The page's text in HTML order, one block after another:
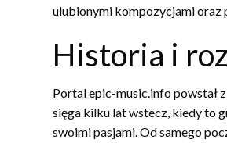
ulubionymi kompozycjami oraz
Historia i
Portal epic-music.info powstał
sięga kilku lat wstecz, kiedy to
swoimi pasjami. Od samego